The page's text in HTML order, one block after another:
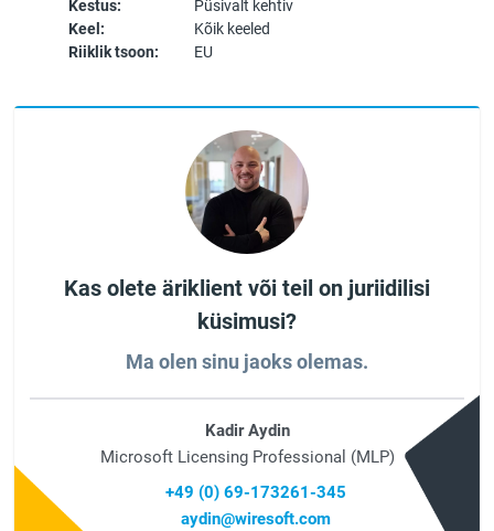
Kestus:
Püsivalt kehtiv
Keel:
Kõik keeled
Riiklik tsoon:
EU
Kas olete äriklient või teil on juriidilisi
küsimusi?
Ma olen sinu jaoks olemas.
Kadir Aydin
Microsoft Licensing Professional (MLP)
+49 (0) 69-173261-345
aydin@wiresoft.com